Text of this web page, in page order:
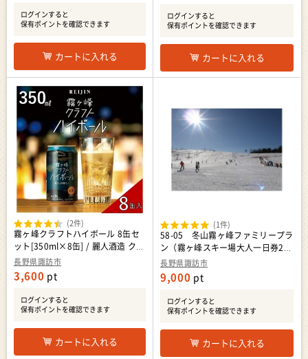
ログインすると
保有ポイントを確認できます
カートに入れる
ログインすると
保有ポイントを確認できます
カートに入れる
長野県諏訪市
霧ヶ峰クラフトハイボール 8缶セ
ット[350ml×8缶] / 麗人酒造 クラ
フトハイボール ハイボール 信州
長野県 諏訪市 諏訪 [37-12]
(2件)
3,600 pt
ログインすると
保有ポイントを確認できます
カートに入れる
長野県諏訪市
58-05 冬山霧ヶ峰ファミリープラ
ン（霧ヶ峰スキー場大人一日券2名
様分、子供一日券1名様分）／諏訪
市 観光 長野県 スキー リフト券 信
州 諏訪
(1件)
9,000 pt
ログインすると
保有ポイントを確認できます
カートに入れる